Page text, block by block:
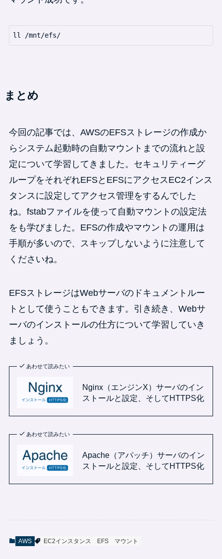
ll /mnt/efs/
まとめ
今回の記事では、AWSのEFSストレージの作成か
らシステム起動時の自動マウントまでの流れと設
定について学習してきました。セキュリティーグ
ループをそれぞれEFSとEFSにアクセスEC2インス
タンスに設定してアクセス管理をするんでした
ね。fstabファイルを使って自動マウントの設定法
をも学びました。EFSの作成やマウントの運用は
手順が多いので、スキップしないように注意して
くださいね。
EFSストレージはWebサーバのドキュメントルー
トとして使うこともできます。引き続き、Webサ
ーバのインストールの仕方について学習していき
ましょう。
あわせて読みたい
Nginx（エンジンX）サーバのイン
ストールと設定、そしてHTTPS化
あわせて読みたい
Apache（アパッチ）サーバのイン
ストールと設定、そしてHTTPS化
AWS EC2インスタンス EFS マウント